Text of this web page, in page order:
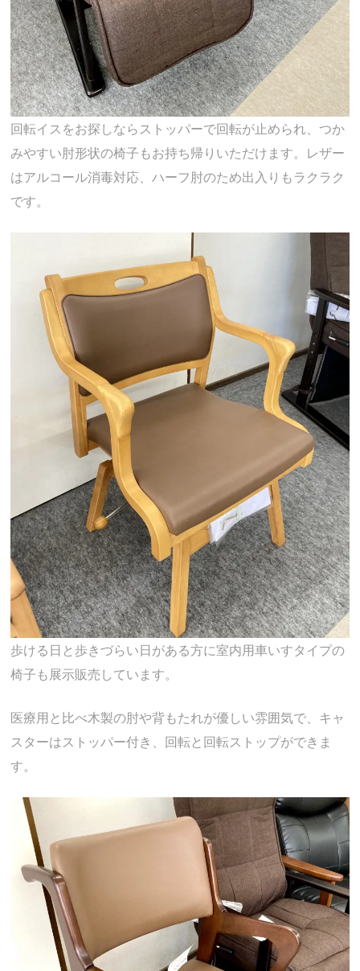
回転イスをお探しならストッパーで回転が止められ、つか
みやすい肘形状の椅子もお持ち帰りいただけます。レザー
はアルコール消毒対応、ハーフ肘のため出入りもラクラク
です。
歩ける日と歩きづらい日がある方に室内用車いすタイプの
椅子も展示販売しています。
医療用と比べ木製の肘や背もたれが優しい雰囲気で、キャ
スターはストッパー付き、回転と回転ストップができま
す。